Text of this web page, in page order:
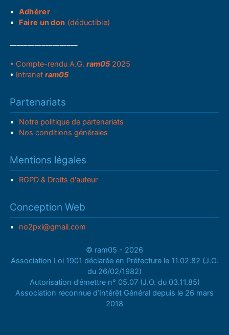
Adhérer
Faire un don (déductible)
• Compte-rendu A.G.ram05 2025
• Intranetram05
Partenariats
Notre politique de partenariats
Nos conditions générales
Mentions légales
RGPD & Droits d'auteur
Conception Web
no2pxl@gmail.com
© ram05 - 2026
Association Loi 1901 déclarée en Préfecture le 11.02.82 (J.O.
du 26/02/1982)
Autorisation d’émettre n° 05.07 (J.O. du 03.11.85)
Association reconnue d’Intérêt Général depuis le 26 mars
2018